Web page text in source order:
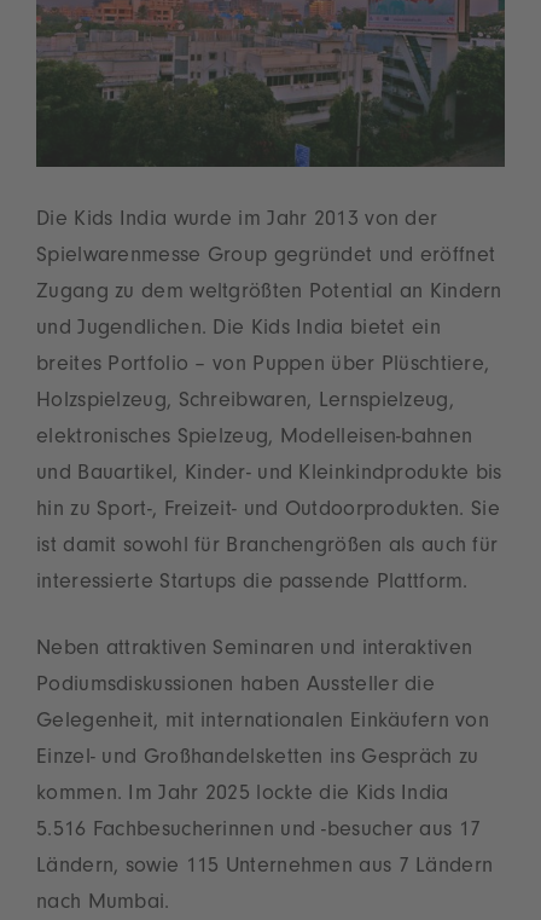
Die Kids India wurde im Jahr 2013 von der
Spielwarenmesse Group gegründet und eröffnet
Zugang zu dem weltgrößten Potential an Kindern
und Jugendlichen. Die Kids India bietet ein
breites Portfolio – von Puppen über Plüschtiere,
Holzspielzeug, Schreibwaren, Lernspielzeug,
elektronisches Spielzeug, Modelleisen-bahnen
und Bauartikel, Kinder- und Kleinkindprodukte bis
hin zu Sport-, Freizeit- und Outdoorprodukten. Sie
ist damit sowohl für Branchengrößen als auch für
interessierte Startups die passende Plattform.
Neben attraktiven Seminaren und interaktiven
Podiumsdiskussionen haben Aussteller die
Gelegenheit, mit internationalen Einkäufern von
Einzel- und Großhandelsketten ins Gespräch zu
kommen. Im Jahr 2025 lockte die Kids India
5.516 Fachbesucherinnen und -besucher aus 17
Ländern, sowie 115 Unternehmen aus 7 Ländern
nach Mumbai.